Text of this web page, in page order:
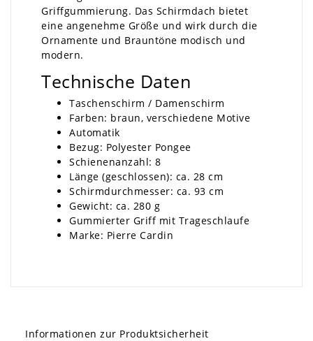
Griffgummierung. Das Schirmdach bietet
eine angenehme Größe und wirk durch die
Ornamente und Brauntöne modisch und
modern.
Technische Daten
Taschenschirm / Damenschirm
Farben: braun, verschiedene Motive
Automatik
Bezug: Polyester Pongee
Schienenanzahl: 8
Länge (geschlossen): ca. 28 cm
Schirmdurchmesser: ca. 93 cm
Gewicht: ca. 280 g
Gummierter Griff mit Trageschlaufe
Marke: Pierre Cardin
Informationen zur Produktsicherheit